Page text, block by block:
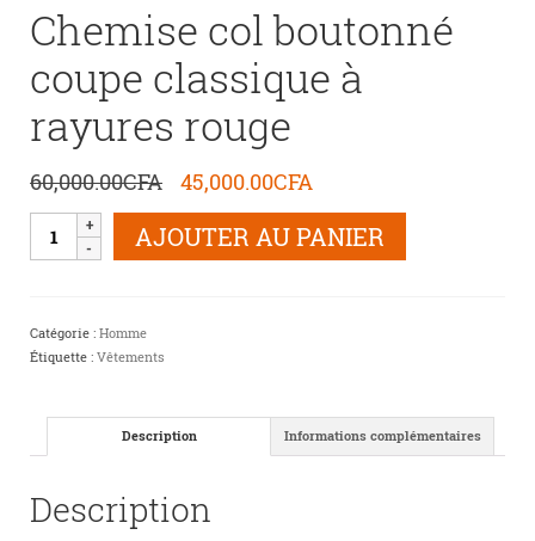
Chemise col boutonné
coupe classique à
rayures rouge
60,000.00CFA Le
prix
initial
était :
45,000.00CFA
actuel
est :
quantité
coupe
classique
rayures
AJOUTER AU PANIER
Catégorie : Homme
Étiquette : Vêtements
Description Informations complémentaires
Description